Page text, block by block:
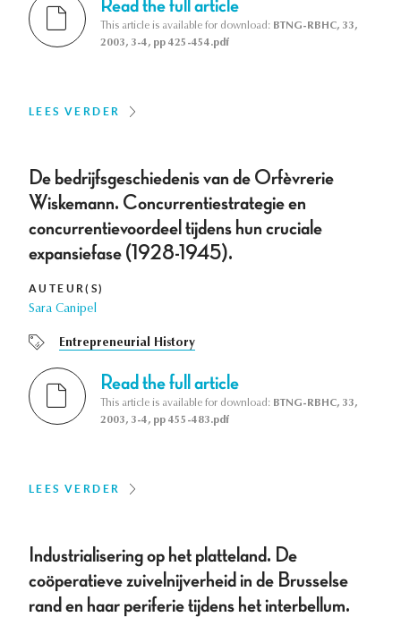
Read the full article
This article is available for download: BTNG-RBHC, 33,
2003, 3-4, pp 425-454.pdf
LEES VERDER
De bedrijfsgeschiedenis van de Orfèvrerie
Wiskemann. Concurrentiestrategie en
concurrentievoordeel tijdens hun cruciale
expansiefase (1928-1945).
AUTEUR(S)
Sara Canipel
Entrepreneurial History
Read the full article
This article is available for download: BTNG-RBHC, 33,
2003, 3-4, pp 455-483.pdf
LEES VERDER
Industrialisering op het platteland. De
coöperatieve zuivelnijverheid in de Brusselse
rand en haar periferie tijdens het interbellum.